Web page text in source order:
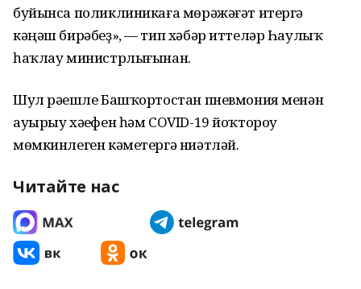
буйынса поликлиникаға мөрәжәғәт итергә
кәңәш бирәбеҙ», — тип хәбәр иттеләр Һаулыҡ
һаҡлау министрлығынан.
Шул рәүешле Башҡортостан пневмония менән
ауырыу хәүефен һәм COVID-19 йоҡтороу
мөмкинлеген кәметергә ниәтләй.
Читайте нас